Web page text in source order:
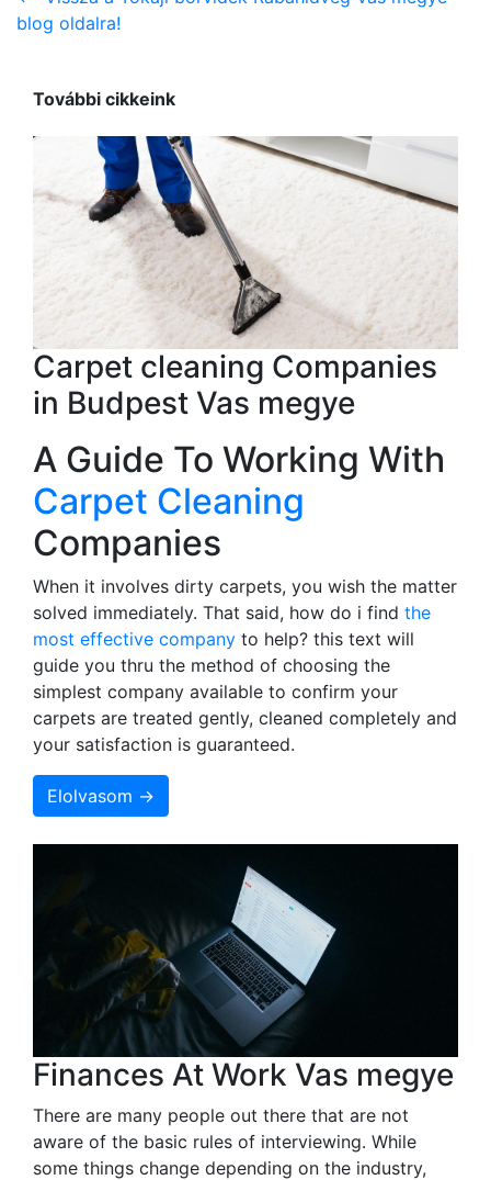
blog oldalra!
További cikkeink
Carpet cleaning Companies
in Budpest Vas megye
A Guide To Working With
Carpet Cleaning
Companies
When it involves dirty carpets, you wish the matter
solved immediately. That said, how do i find the
most effective company to help? this text will
guide you thru the method of choosing the
simplest company available to confirm your
carpets are treated gently, cleaned completely and
your satisfaction is guaranteed.
Elolvasom →
Finances At Work Vas megye
There are many people out there that are not
aware of the basic rules of interviewing. While
some things change depending on the industry,